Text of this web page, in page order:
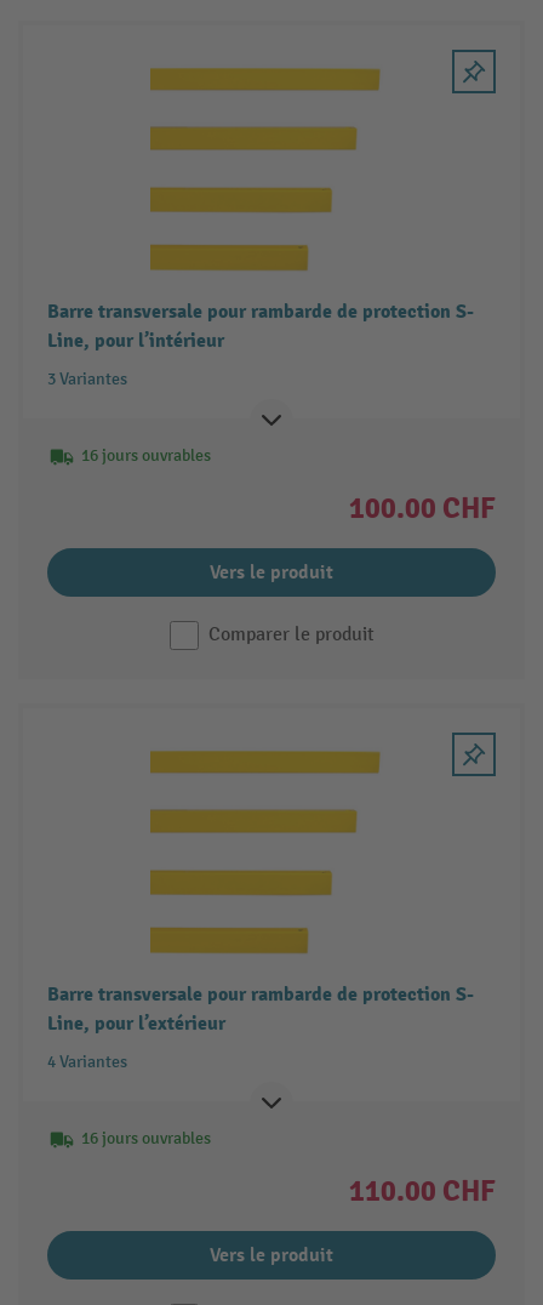
Barre transversale pour rambarde de protection S-
Line, pour l’intérieur
3 Variantes
16 jours ouvrables
100.00 CHF
Vers le produit
Comparer le produit
Barre transversale pour rambarde de protection S-
Line, pour l’extérieur
4 Variantes
16 jours ouvrables
110.00 CHF
Vers le produit